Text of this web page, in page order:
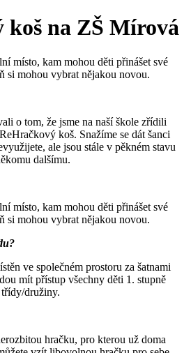
koš na ZŠ Mírová
místo, kam mohou děti přinášet své
si mohou vybrat nějakou novou.
o tom, že jsme na naší škole zřídili
koš. Snažíme se dát šanci
ale jsou stále v pěkném stavu
dalšímu.
místo, kam mohou děti přinášet své
si mohou vybrat nějakou novou.
ve společném prostoru za šatnami
mít přístup všechny děti 1. stupně
družiny.
hračku, pro kterou už doma